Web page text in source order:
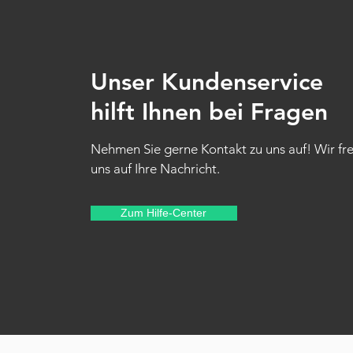
Unser Kundenservice
hilft Ihnen bei Fragen
Nehmen Sie gerne Kontakt zu uns auf! Wir
uns auf Ihre Nachricht.
Zum Hilfe-Center